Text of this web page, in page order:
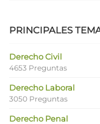
PRINCIPALES
Derecho Civil
4653 Preguntas
Derecho Laboral
3050 Preguntas
Derecho Penal